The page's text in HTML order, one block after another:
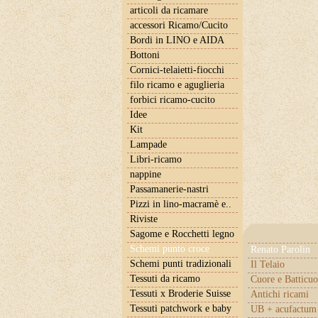
articoli da ricamare
accessori Ricamo/Cucito
Bordi in LINO e AIDA
Bottoni
Cornici-telaietti-fiocchi
filo ricamo e aguglieria
forbici ricamo-cucito
Idee
Kit
Lampade
Libri-ricamo
nappine
Passamanerie-nastri
Pizzi in lino-macramè e..
Riviste
Sagome e Rocchetti legno
Schemi punto croce
Renato Parolin
Il Telaio
Cuore e
Antichi ricami
UB +
Schemi punti tradizionali
Tessuti da ricamo
Tessuti x Broderie Suisse
Tessuti patchwork e baby